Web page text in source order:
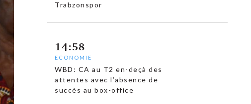
Trabzonspor
14:58
ECONOMIE
WBD: CA au T2 en-deçà des
attentes avec l’absence de
succès au box-office